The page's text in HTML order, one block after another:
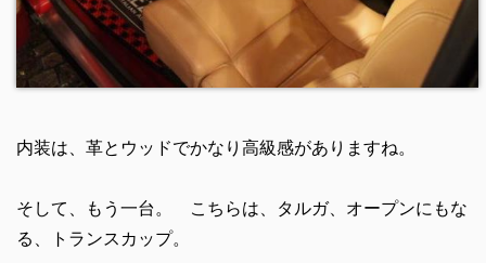
内装は、革とウッドでかなり高級感がありますね。
そして、もう一台。 こちらは、タルガ、オープンにもな
る、トランスカップ。